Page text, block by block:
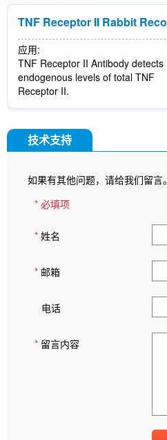
应用:
TNF Receptor II Antibody detects
endogenous levels of total TNF
Receptor II.
技术支持
如果有其他问题，请给我们留言。
* 必填项
* 姓名
* 邮箱
电话
* 留言内容